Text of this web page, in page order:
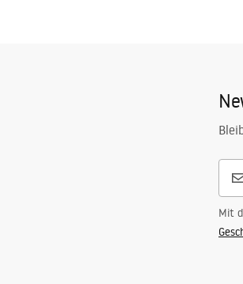
Mit